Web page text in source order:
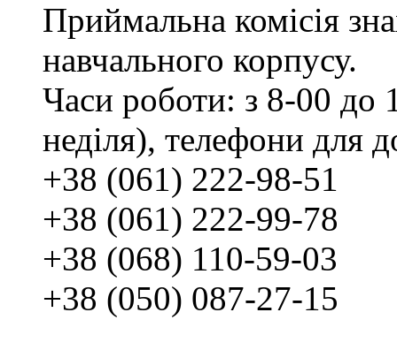
Приймальна комісія
навчального корпусу.
Часи роботи: з 8-00 до
неділя), телефони для
+38 (061) 222-98-51
+38 (061) 222-99-78
+38 (068) 110-59-03
+38 (050) 087-27-15